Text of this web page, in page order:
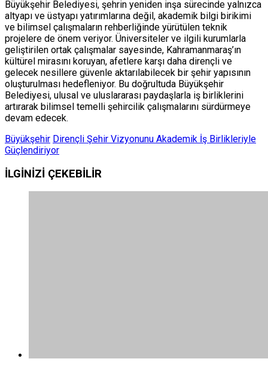
Büyükşehir Belediyesi, şehrin yeniden inşa sürecinde yalnızca
altyapı ve üstyapı yatırımlarına değil, akademik bilgi birikimi
ve bilimsel çalışmaların rehberliğinde yürütülen teknik
projelere de önem veriyor. Üniversiteler ve ilgili kurumlarla
geliştirilen ortak çalışmalar sayesinde, Kahramanmaraş’ın
kültürel mirasını koruyan, afetlere karşı daha dirençli ve
gelecek nesillere güvenle aktarılabilecek bir şehir yapısının
oluşturulması hedefleniyor. Bu doğrultuda Büyükşehir
Belediyesi, ulusal ve uluslararası paydaşlarla iş birliklerini
artırarak bilimsel temelli şehircilik çalışmalarını sürdürmeye
devam edecek.
Büyükşehir Dirençli Şehir Vizyonunu Akademik İş Birlikleriyle
Güçlendiriyor
İLGİNİZİ ÇEKEBİLİR